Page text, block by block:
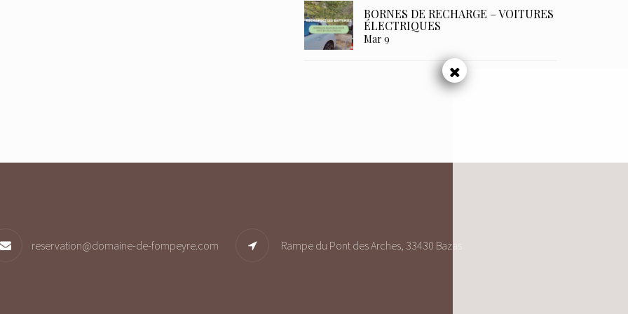
BORNES DE RECHARGE – VOITURES
ÉLECTRIQUES
Mar 9
reservation@domaine-de-fompeyre.com Rampe du Pont des Arches, 33430 Bazas